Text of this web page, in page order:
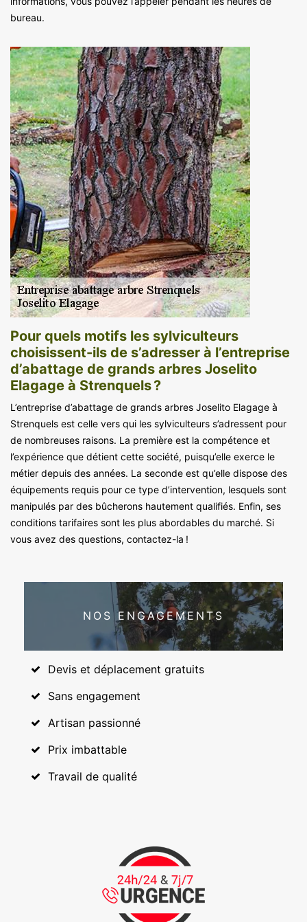
bureau.
Pour quels motifs les sylviculteurs
choisissent-ils de s’adresser à l’entreprise
d’abattage de grands arbres Joselito
Elagage à Strenquels ?
L’entreprise d’abattage de grands arbres Joselito Elagage à
Strenquels est celle vers qui les sylviculteurs s’adressent pour
de nombreuses raisons. La première est la compétence et
l’expérience que détient cette société, puisqu’elle exerce le
métier depuis des années. La seconde est qu’elle dispose des
équipements requis pour ce type d’intervention, lesquels sont
manipulés par des bûcherons hautement qualifiés. Enfin, ses
conditions tarifaires sont les plus abordables du marché. Si
vous avez des questions, contactez-la !
NOS ENGAGEMENTS
Devis et déplacement gratuits
Sans engagement
Artisan passionné
Prix imbattable
Travail de qualité